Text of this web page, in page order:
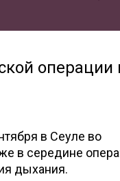
операции
в Сеуле во
в середине
дыхания.